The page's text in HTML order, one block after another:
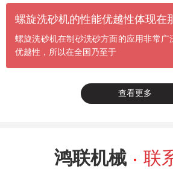
螺旋洗砂机的性能优越性体现在
螺旋洗砂机在制砂洗砂方面的应用非常广
优越性，所以在全国乃至于
查看更多
鸿联机械 联